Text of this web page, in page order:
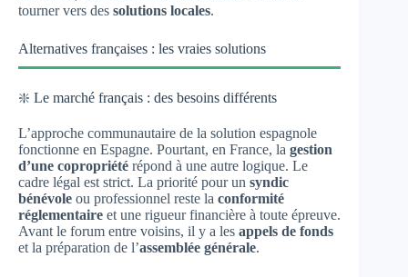
tourner vers des solutions locales.
Alternatives françaises : les vraies solutions
❇️ Le marché français : des besoins différents
L’approche communautaire de la solution espagnole
fonctionne en Espagne. Pourtant, en France, la gestion
d’une copropriété répond à une autre logique. Le
cadre légal est strict. La priorité pour un syndic
bénévole ou professionnel reste la conformité
réglementaire et une rigueur financière à toute épreuve.
Avant le forum entre voisins, il y a les appels de fonds
et la préparation de l’assemblée générale.